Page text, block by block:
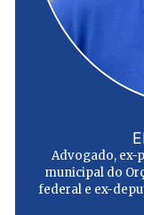
Advogado, ex-
municipal do
federal e ex-